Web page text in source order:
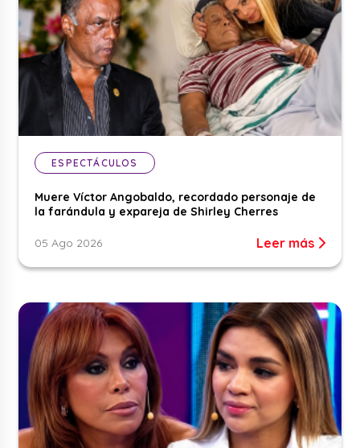
ESPECTÁCULOS
Muere Víctor Angobaldo, recordado personaje de
la farándula y expareja de Shirley Cherres
05 Ago 2026 Leer más